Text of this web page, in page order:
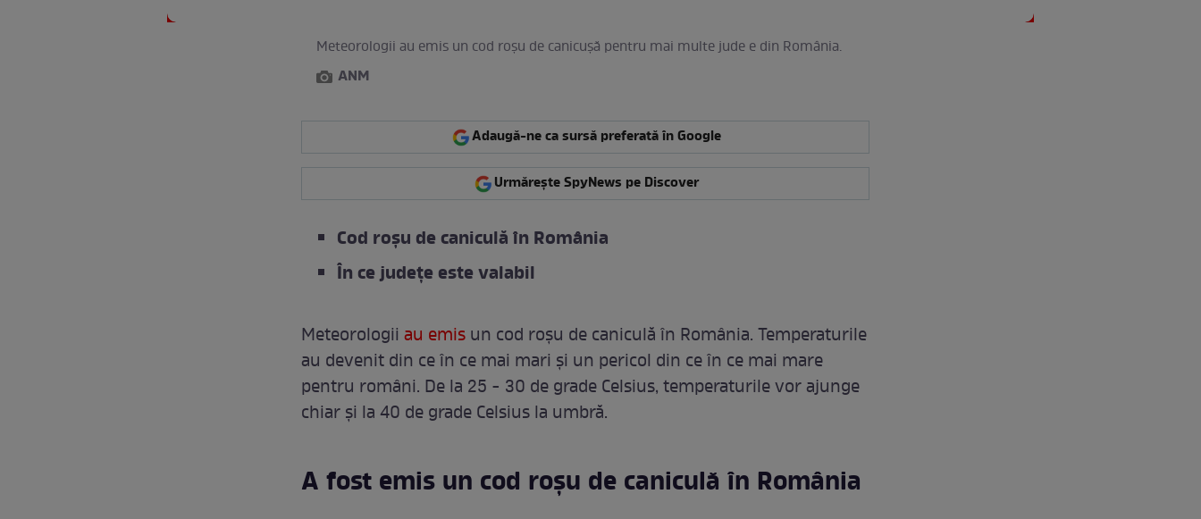
Meteorologii au emis un cod roșu de canicușă pentru mai multe jude e din România.
ANM
Adaugă-ne ca sursă preferată în Google
Urmărește SpyNews pe Discover
Cod roșu de caniculă în România
În ce județe este valabil
Meteorologii au emisun cod roșu de caniculă în România. Temperaturile
au devenit din ce în ce mai mari și un pericol din ce în ce mai mare
pentru români. De la 25 - 30 de grade Celsius, temperaturile vor ajunge
chiar și la 40 de grade Celsius la umbră.
A fost emis un cod roșu de caniculă în România